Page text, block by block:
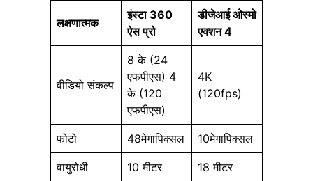
लक्षणात्‍मक
इंस्टा 360
ऐस प्रो
डीजेआई ओस्मो
एक्शन 4
वीडियो संकल्प
8 के (24
एफपीएस) 4
के (120
एफपीएस)
4K
(120fps)
फोटो 48मेगापिक्सल 10मेगापिक्सल
वायुरोधी 10 मीटर 18 मीटर